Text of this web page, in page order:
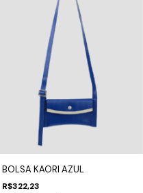
BOLSA KAORI AZUL
R$322,23